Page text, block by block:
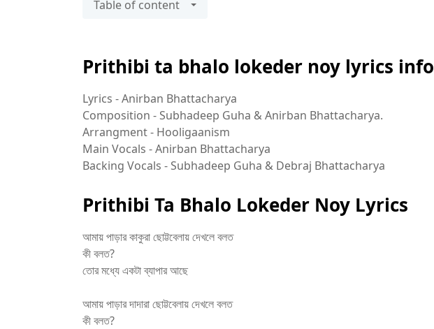
Table of content
Prithibi ta bhalo lokeder noy lyrics info
Lyrics - Anirban Bhattacharya
Composition - Subhadeep Guha & Anirban Bhattacharya.
Arrangment - Hooligaanism
Main Vocals - Anirban Bhattacharya
Backing Vocals - Subhadeep Guha & Debraj Bhattacharya
Prithibi Ta Bhalo Lokeder Noy Lyrics
আমায় পাড়ার কাকুরা ছোট্টবেলায় দেখলে বলত
কী বলত?
তোর মধ্যে একটা ব্যাপার আছে
আমায় পাড়ার দাদারা ছোট্টবেলায় দেখলে বলত
কী বলত?